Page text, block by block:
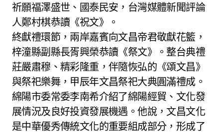
祈願福澤盛世、國泰民安，台灣媒體新聞評論
人鄭村棋恭讀《祝文》。
終獻禮環節，兩岸嘉賓向文昌帝君敬獻花籃，
梓潼縣副縣長胥興榮恭讀《祭文》。整台典禮
莊嚴肅穆、精彩隆重，伴隨恢弘的《頌文昌》
與祭祀樂舞，甲辰年文昌祭祀大典圓滿禮成。
綿陽市委常委李南希介紹了綿陽經貿、文化發
展情況及良好投資發展機遇。他說，文昌文化
是中華優秀傳統文化的重要組成部分，形成了